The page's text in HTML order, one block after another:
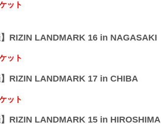
ット
】RIZIN LANDMARK 16 in NAGASAKI
ット
】RIZIN LANDMARK 17 in CHIBA
ット
】RIZIN LANDMARK 15 in HIROSHIMA